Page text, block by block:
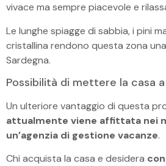
vivace ma sempre piacevole e
Le lunghe spiagge di sabbia, i pini
cristallina rendono questa zona
Sardegna.
Possibilità di mettere la casa
Un ulteriore vantaggio di questa
attualmente viene affittata nei
un’agenzia di gestione vacanze.
Chi acquista la casa e desidera